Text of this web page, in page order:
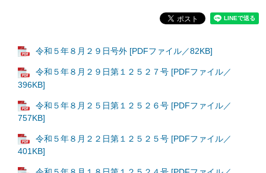
令和５年８月２９日号外 [PDFファイル／82KB]
令和５年８月２９日第１２５２７号 [PDFファイル／
396KB]
令和５年８月２５日第１２５２６号 [PDFファイル／
757KB]
令和５年８月２２日第１２５２５号 [PDFファイル／
401KB]